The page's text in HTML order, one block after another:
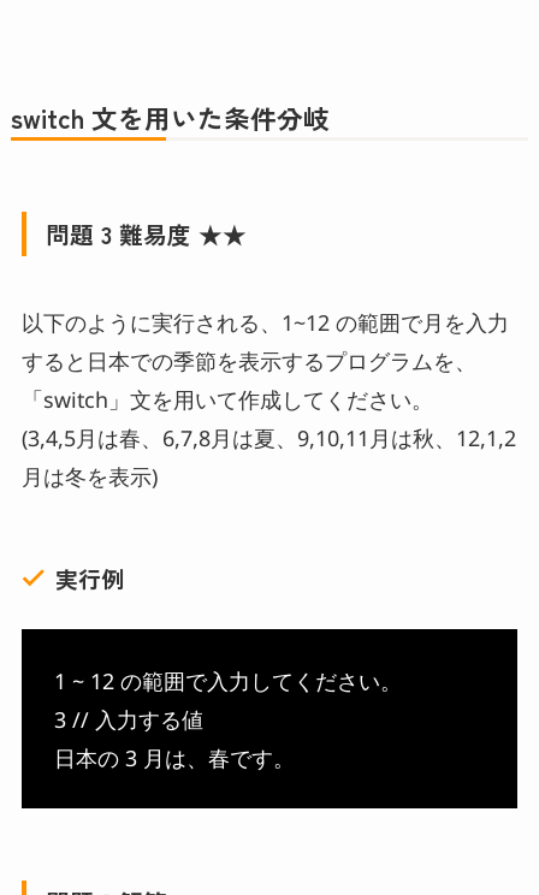
switch 文を用いた条件分岐
問題 3 難易度 ★★
以下のように実行される、1~12 の範囲で月を入力
すると日本での季節を表示するプログラムを、
「switch」文を用いて作成してください。
(3,4,5月は春、6,7,8月は夏、9,10,11月は秋、12,1,2
月は冬を表示)
実行例
1 ~ 12 の範囲で入力してください。
3 // 入力する値
日本の 3 月は、春です。